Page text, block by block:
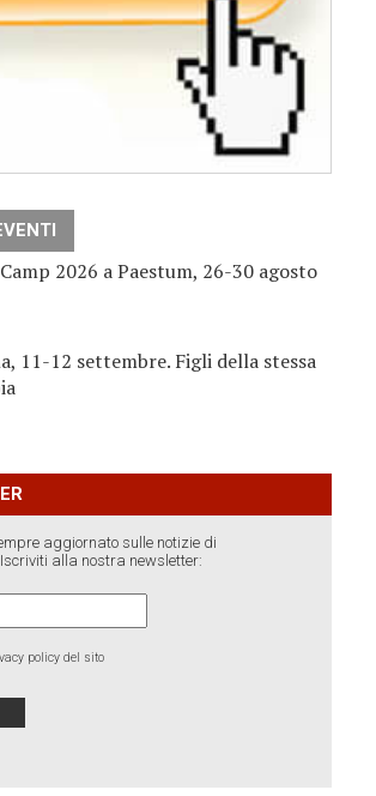
2026 a Paestum, 26-30 agosto
11-12 settembre. Figli della stessa
aggiornato sulle notizie di
alla nostra newsletter:
policy del sito